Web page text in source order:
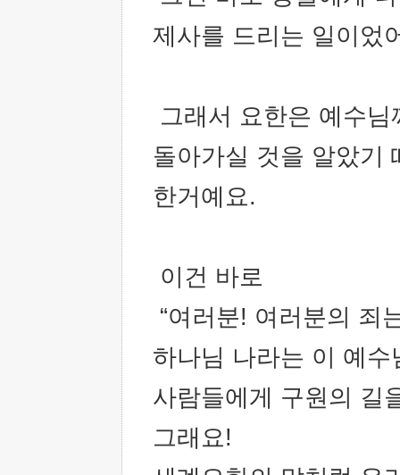
제사를 드리는 일이었
그래서 요한은 예수
돌아가실 것을 알았기
한거예요.
이건 바로
“여러분! 여러분의 죄
하나님 나라는 이 예
사람들에게 구원의 길
그래요!